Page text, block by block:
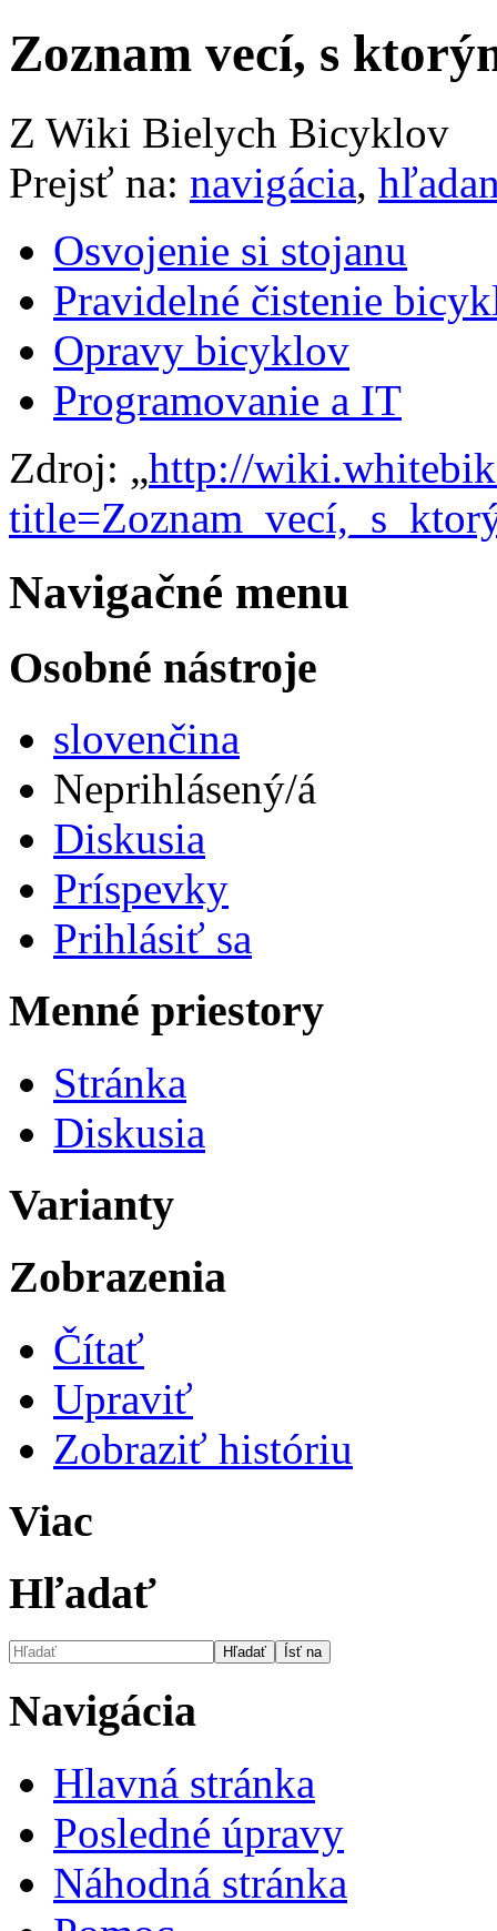
Zoznam vecí, s
Z Wiki Bielych Bicyklov
Prejsť na: navigácia,
Osvojenie si stojanu
Pravidelné čistenie
Opravy bicyklov
Programovanie a IT
Zdroj: „http://
Navigačné menu
Osobné nástroje
slovenčina
Neprihlásený/á
Diskusia
Príspevky
Prihlásiť sa
Menné priestory
Stránka
Diskusia
Varianty
Zobrazenia
Čítať
Upraviť
Zobraziť históriu
Viac
Hľadať
Navigácia
Hlavná stránka
Posledné úpravy
Náhodná stránka